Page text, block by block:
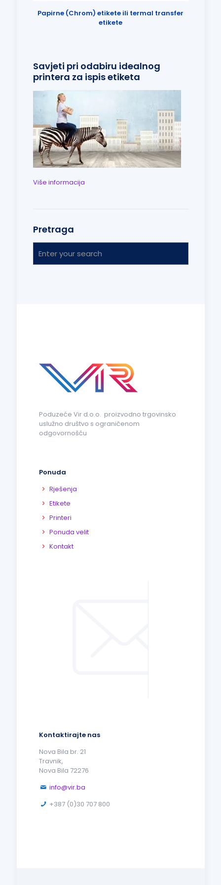
Papirne (Chrom) etikete ili termal transfer
etikete
Savjeti pri odabiru idealnog
printera za ispis etiketa
Više informacija
Pretraga
Poduzeće Vir d.o.o. proizvodno trgovinsko
uslužno društvo s ograničenom
odgovornošću
Ponuda
Rješenja
Etikete
Printeri
Ponuda velit
Kontakt
Kontaktirajte nas
Nova Bila br. 21
Travnik,
Nova Bila 72276
info@vir.ba
+387 (0)30 707 800